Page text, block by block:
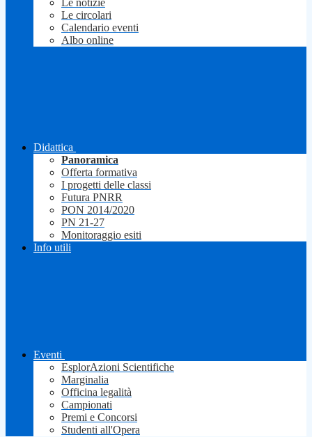
Le notizie
Le circolari
Calendario eventi
Albo online
Didattica
Panoramica
Offerta formativa
I progetti delle classi
Futura PNRR
PON 2014/2020
PN 21-27
Monitoraggio esiti
Info utili
Eventi
EsplorAzioni Scientifiche
Marginalia
Officina legalità
Campionati
Premi e Concorsi
Studenti all'Opera